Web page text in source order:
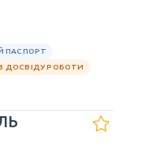
ПАСПОРТ
ДОСВІДУ РОБОТИ